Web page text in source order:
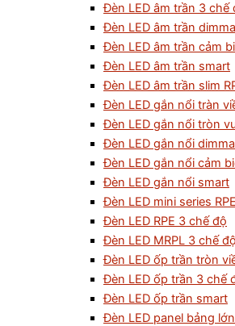
Đèn LED âm trần 3 chế
Đèn LED âm trần
Đèn LED âm trần cảm
Đèn LED âm trần smart
Đèn LED âm trần slim
Đèn LED gắn nổi tràn
Đèn LED gắn nổi tròn
Đèn LED gắn nổi
Đèn LED gắn nổi cảm
Đèn LED gắn nổi smart
Đèn LED mini series RPE
Đèn LED RPE 3 chế độ
Đèn LED MRPL 3 chế độ
Đèn LED ốp trần tròn
Đèn LED ốp trần 3 chế
Đèn LED ốp trần smart
Đèn LED panel bảng